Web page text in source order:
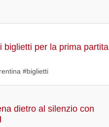
biglietti per la prima partita
#biglietti
dietro al silenzio con